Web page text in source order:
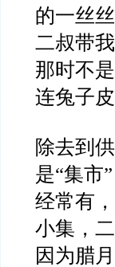
的一丝
二叔带
那时不
连兔子
除去到
是“集市
经常有
小集，
因为腊